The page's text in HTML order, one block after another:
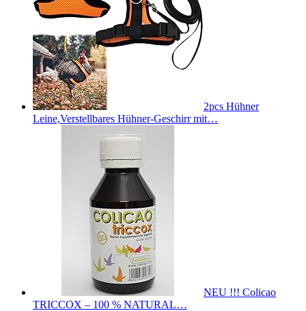
2pcs Hühner
Leine,Verstellbares Hühner-Geschirr mit…
NEU !!! Colicao
TRICCOX – 100 % NATURAL…